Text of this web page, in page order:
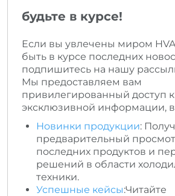
будьте в курсе!
Если вы увлечены миром
быть в курсе последних
подпишитесь на нашу
Мы предоставляем вам
привилегированный доступ к
эксклюзивной информации,
Новинки продукции:
предварительный
последних продуктов и
решений в области
техники.
Успешные кейсы:Читайте